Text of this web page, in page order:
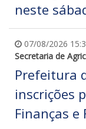
neste
07/08/2026
Secretaria de
Prefeitura
inscrições
Finanças e